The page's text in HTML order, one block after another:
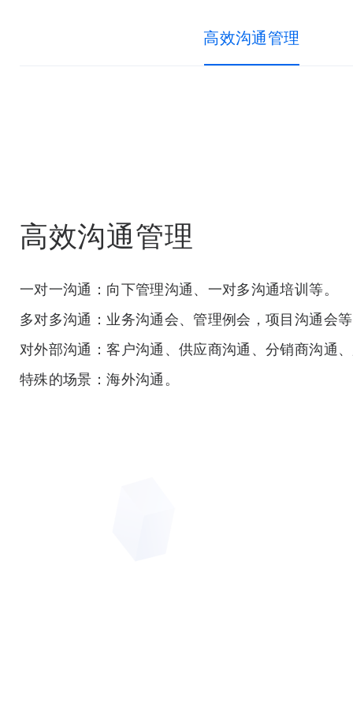
高效沟通管理
高效沟通管理
一对一沟通：向下管理沟通、一对多沟通培训等。
多对多沟通：业务沟通会、管理例会，项目沟通会
对外部沟通：客户沟通、供应商沟通、分销商沟通
特殊的场景：海外沟通。